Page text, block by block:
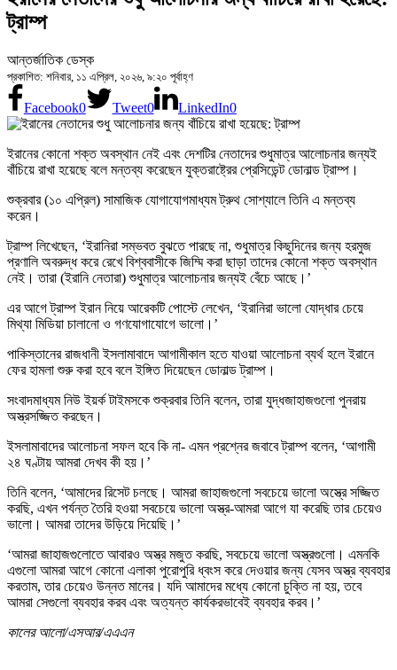
ট্রাম্প
আন্তর্জাতিক ডেস্ক
প্রকাশিত: শনিবার, ১১ এপ্রিল, ২০২৬, ৯:২০ পূর্বাহ্ণ
Facebook0 Tweet0 LinkedIn0
ইরানের কোনো শক্ত অবস্থান নেই এবং দেশটির নেতাদের শুধুমাত্র আলোচনার জন্যই
বাঁচিয়ে রাখা হয়েছে বলে মন্তব্য করেছেন যুক্তরাষ্ট্রের প্রেসিডেন্ট ডোনাল্ড ট্রাম্প।
শুক্রবার (১০ এপ্রিল) সামাজিক যোগাযোগমাধ্যম ট্রুথ সোশ্যালে তিনি এ মন্তব্য
করেন।
ট্রাম্প লিখেছেন, ‘ইরানিরা সম্ভবত বুঝতে পারছে না, শুধুমাত্র কিছুদিনের জন্য হরমুজ
প্রণালি অবরুদ্ধ করে রেখে বিশ্ববাসীকে জিম্মি করা ছাড়া তাদের কোনো শক্ত অবস্থান
নেই। তারা (ইরানি নেতারা) শুধুমাত্র আলোচনার জন্যই বেঁচে আছে।’
এর আগে ট্রাম্প ইরান নিয়ে আরেকটি পোস্টে লেখেন, ‘ইরানিরা ভালো যোদ্ধার চেয়ে
মিথ্যা মিডিয়া চালানো ও গণযোগাযোগে ভালো।’
পাকিস্তানের রাজধানী ইসলামাবাদে আগামীকাল হতে যাওয়া আলোচনা ব্যর্থ হলে ইরানে
ফের হামলা শুরু করা হবে বলে ইঙ্গিত দিয়েছেন ডোনাল্ড ট্রাম্প।
সংবাদমাধ্যম নিউ ইয়র্ক টাইমসকে শুক্রবার তিনি বলেন, তারা যুদ্ধজাহাজগুলো পুনরায়
অস্ত্রসজ্জিত করছেন।
ইসলামাবাদের আলোচনা সফল হবে কি না- এমন প্রশ্নের জবাবে ট্রাম্প বলেন, ‘আগামী
২৪ ঘণ্টায় আমরা দেখব কী হয়।’
তিনি বলেন, ‘আমাদের রিসেট চলছে। আমরা জাহাজগুলো সবচেয়ে ভালো অস্ত্রে সজ্জিত
করছি, এখন পর্যন্ত তৈরি হওয়া সবচেয়ে ভালো অস্ত্র-আমরা আগে যা করেছি তার চেয়েও
ভালো। আমরা তাদের উড়িয়ে দিয়েছি।’
‘আমরা জাহাজগুলোতে আবারও অস্ত্র মজুত করছি, সবচেয়ে ভালো অস্ত্রগুলো। এমনকি
এগুলো আমরা আগে কোনো এলাকা পুরোপুরি ধ্বংস করে দেওয়ার জন্য যেসব অস্ত্র ব্যবহার
করতাম, তার চেয়েও উন্নত মানের। যদি আমাদের মধ্যে কোনো চুক্তি না হয়, তবে
আমরা সেগুলো ব্যবহার করব এবং অত্যন্ত কার্যকরভাবেই ব্যবহার করব।’
কালের আলো/এসআর/এএএন